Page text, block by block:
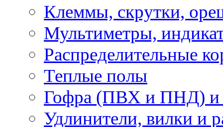
Клеммы, скрутки,
Мультиметры,
Распределительные
Теплые полы
Гофра (ПВХ и ПНД) и
Удлинители, вилки и